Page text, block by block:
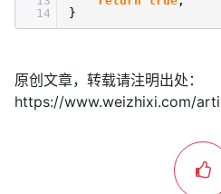
14
}
原创文章，转载请注明出处：
https://www.weizhixi.com/